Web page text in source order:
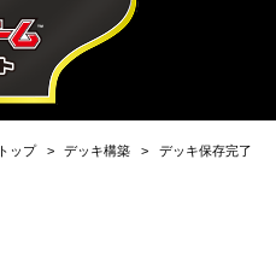
トップ デッキ構築 デッキ保存完了